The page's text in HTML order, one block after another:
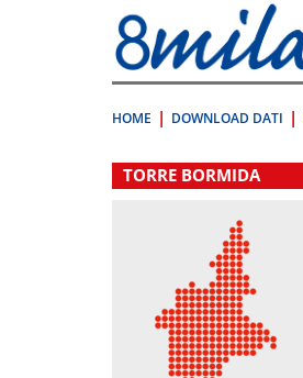
direttamente
a:
Contenuto
HOME DOWNLOAD DATI
.
TORRE BORMIDA